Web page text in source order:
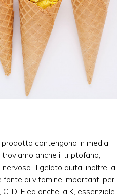
contengono in media
anche il triptofano,
Il gelato aiuta, inoltre, a
fonte di vitamine importanti per
D, E ed anche la K, essenziale